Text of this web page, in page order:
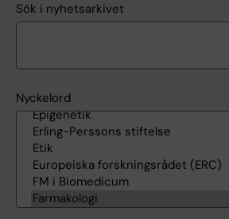
Sök i nyhetsarkivet
Nyckelord